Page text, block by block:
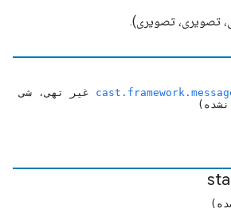
تصویری، تصویری).
غیر تهی، شی